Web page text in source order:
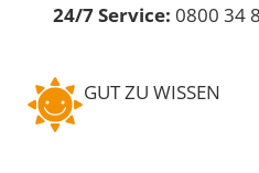
24/7 Service: 0800 34
GUT ZU WISSEN